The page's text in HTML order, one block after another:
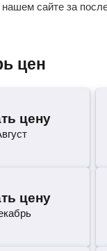
сайте за
цен
цену
цену